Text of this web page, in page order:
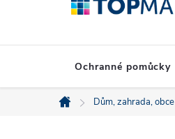
Ochranné pomůcky
Domů
Dům, zahrada, obce